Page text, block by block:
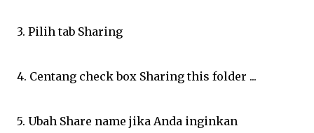
3. Pilih tab Sharing
4. Centang check box Sharing this folder ...
5. Ubah Share name jika Anda inginkan